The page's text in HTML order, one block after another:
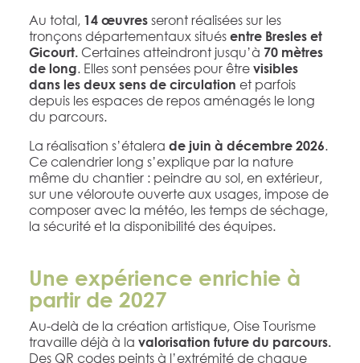
Au total, 14 œuvresseront réalisées sur les
tronçons départementaux situés entre Bresles et
Gicourt.Certaines atteindront jusqu’à 70 mètres
de long. Elles sont pensées pour être visibles
dans les deux sens de circulation et parfois
depuis les espaces de repos aménagés le long
du parcours.
La réalisation s’étalera de juin à décembre 2026.
Ce calendrier long s’explique par la nature
même du chantier : peindre au sol, en extérieur,
sur une véloroute ouverte aux usages, impose de
composer avec la météo, les temps de séchage,
la sécurité et la disponibilité des équipes.
Une expérience enrichie à
partir de 2027
Au-delà de la création artistique, Oise Tourisme
travaille déjà à la valorisation future du parcours.
Des QR codes peints à l’extrémité de chaque